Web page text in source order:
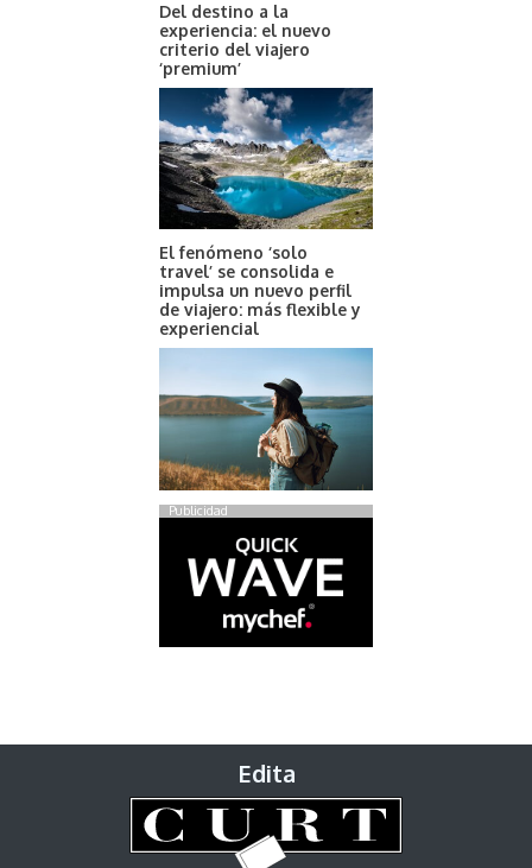
Del destino a la
experiencia: el nuevo
criterio del viajero
‘premium’
El fenómeno ‘solo
travel’ se consolida e
impulsa un nuevo perfil
de viajero: más flexible y
experiencial
Publicidad
Edita